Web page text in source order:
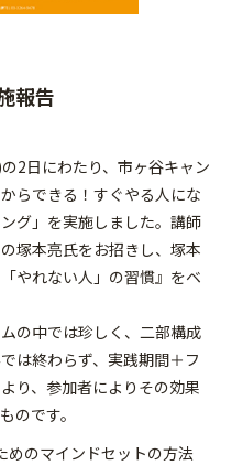
報告
2日にわたり、市ヶ谷キャン
らできる！すぐやる人にな
グ」を実施しました。講師
塚本亮氏をお招きし、塚本
やれない人」の習慣』をベ
の中では珍しく、二部構成
は終わらず、実践期間＋フ
り、参加者によりその効果
のです。
めのマインドセットの方法